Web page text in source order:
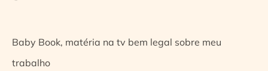
Baby Book, matéria na tv bem legal sobre meu
trabalho